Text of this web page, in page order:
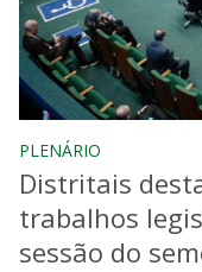
PLENÁRIO
Distritais
trabalhos
sessão do